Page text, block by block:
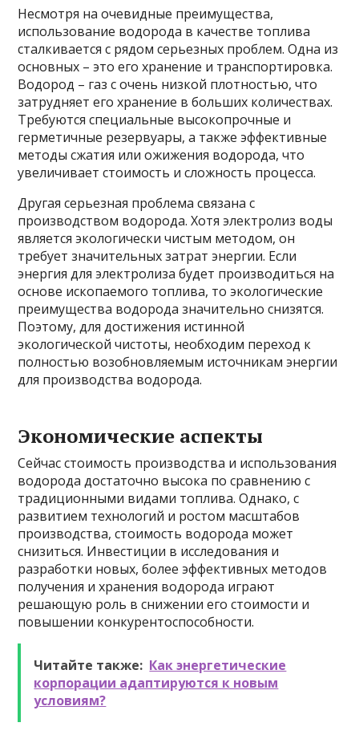
Несмотря на очевидные преимущества,
использование водорода в качестве топлива
сталкивается с рядом серьезных проблем. Одна из
основных – это его хранение и транспортировка.
Водород – газ с очень низкой плотностью, что
затрудняет его хранение в больших количествах.
Требуются специальные высокопрочные и
герметичные резервуары, а также эффективные
методы сжатия или ожижения водорода, что
увеличивает стоимость и сложность процесса.
Другая серьезная проблема связана с
производством водорода. Хотя электролиз воды
является экологически чистым методом, он
требует значительных затрат энергии. Если
энергия для электролиза будет производиться на
основе ископаемого топлива, то экологические
преимущества водорода значительно снизятся.
Поэтому, для достижения истинной
экологической чистоты, необходим переход к
полностью возобновляемым источникам энергии
для производства водорода.
Экономические аспекты
Сейчас стоимость производства и использования
водорода достаточно высока по сравнению с
традиционными видами топлива. Однако, с
развитием технологий и ростом масштабов
производства, стоимость водорода может
снизиться. Инвестиции в исследования и
разработки новых, более эффективных методов
получения и хранения водорода играют
решающую роль в снижении его стоимости и
повышении конкурентоспособности.
Читайте также: Как энергетические
корпорации адаптируются к новым
условиям?